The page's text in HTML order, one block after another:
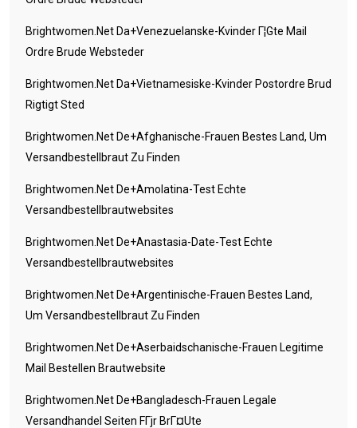
Brightwomen.net Da+venezuelanske-Kvinder Г¦gte Mail
Ordre Brude Websteder
Brightwomen.net Da+vietnamesiske-Kvinder Postordre Brud
Rigtigt Sted
Brightwomen.net De+afghanische-Frauen Bestes Land, Um
Versandbestellbraut Zu Finden
Brightwomen.net De+amolatina-Test Echte
Versandbestellbrautwebsites
Brightwomen.net De+anastasia-Date-Test Echte
Versandbestellbrautwebsites
Brightwomen.net De+argentinische-Frauen Bestes Land,
Um Versandbestellbraut Zu Finden
Brightwomen.net De+aserbaidschanische-Frauen Legitime
Mail Bestellen Brautwebsite
Brightwomen.net De+bangladesch-Frauen Legale
Versandhandel Seiten FГјr BrГ¤ute